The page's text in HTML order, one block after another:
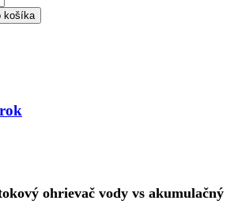
ohrievač vody vs akumulačný